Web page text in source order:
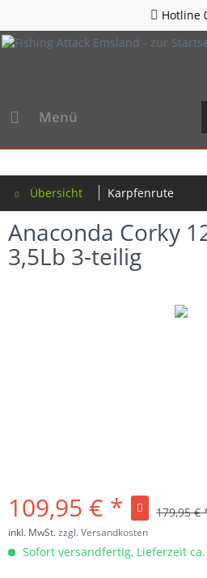
Hotline 05963
Menü
Übersicht Karpfenrute
Anaconda Corky
3,5Lb 3-teilig
109,95 € * 179,95 €
inkl. MwSt.zzgl. Versandkosten
Sofort versandfertig, Lieferzeit